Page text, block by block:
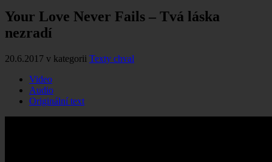
Your Love Never Fails – Tvá láska
nezradí
20.6.2017 v kategorii Texty chval
Video
Audio
Originální text